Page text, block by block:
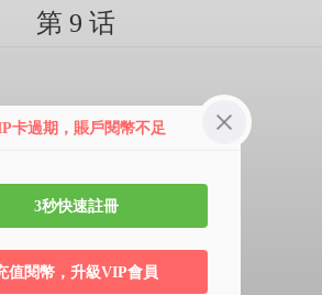
第 9 话
卡過期，賬戶閱幣不足
3秒快速註冊
值閱幣，升級VIP會員